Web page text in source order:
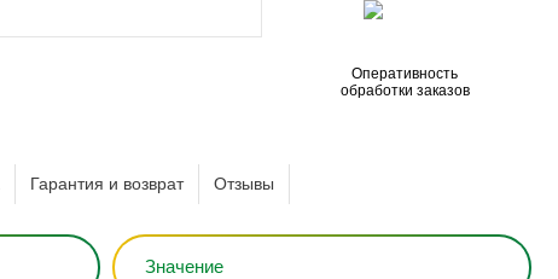
Оперативность
обработки заказов
Гарантия и возврат Отзывы
Значение